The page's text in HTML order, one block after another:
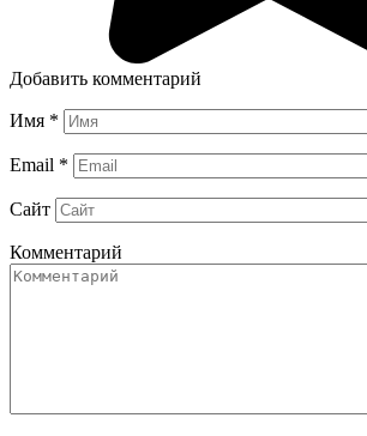
Добавить комментарий
Имя *
Email *
Сайт
Комментарий